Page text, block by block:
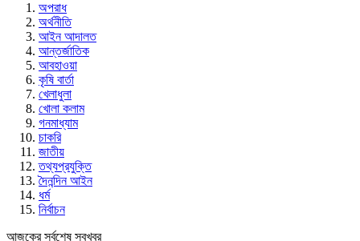
অপরাধ
অর্থনীতি
আইন আদালত
আন্তর্জাতিক
আবহাওয়া
কৃষি বার্তা
খেলাধুলা
খোলা কলাম
গনমাধ্যাম
চাকরি
জাতীয়
তথ্যপ্রযুক্তি
দৈনন্দিন আইন
ধর্ম
নির্বাচন
আজকের সর্বশেষ সবখবর